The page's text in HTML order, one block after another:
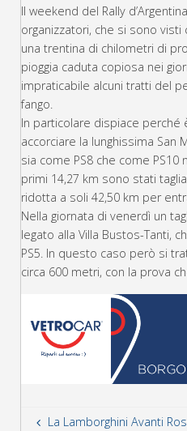
Il weekend del Rally
organizzatori, che si sono
una trentina di chilometri di
pioggia caduta copiosa nei
impraticabile alcuni tratti del
fango.
In particolare dispiace perché
accorciare la lunghissima San
sia come PS8 che come PS10
primi 14,27 km sono stati
ridotta a soli 42,50 km per
Nella giornata di venerdì un
legato alla Villa Bustos-Tanti,
PS5. In questo caso però si
circa 600 metri, con la prova
La Lamborghini Avanti